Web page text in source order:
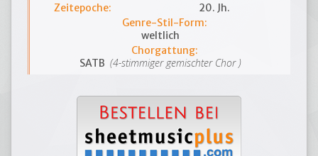
Zeitepoche:
20. Jh.
Genre-Stil-Form:
weltlich
Chorgattung:
SATB (4-stimmiger gemischter Chor )